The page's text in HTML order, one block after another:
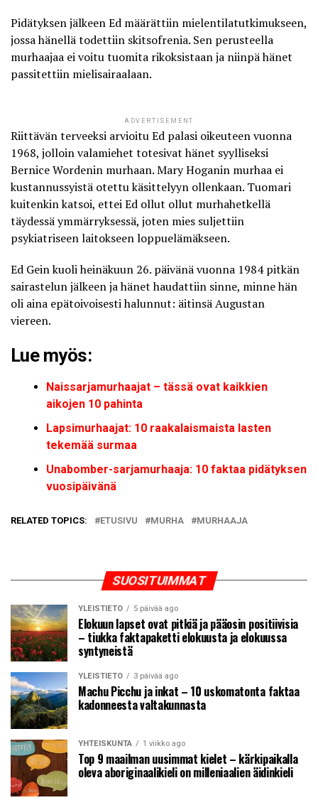
Pidätyksen jälkeen Ed määrättiin mielentilatutkimukseen,
jossa hänellä todettiin skitsofrenia. Sen perusteella
murhaajaa ei voitu tuomita rikoksistaan ja niinpä hänet
passitettiin mielisairaalaan.
ADVERTISEMENT
Riittävän terveeksi arvioitu Ed palasi oikeuteen vuonna
1968, jolloin valamiehet totesivat hänet syylliseksi
Bernice Wordenin murhaan. Mary Hoganin murhaa ei
kustannussyistä otettu käsittelyyn ollenkaan. Tuomari
kuitenkin katsoi, ettei Ed ollut ollut murhahetkellä
täydessä ymmärryksessä, joten mies suljettiin
psykiatriseen laitokseen loppuelämäkseen.
Ed Gein kuoliheinäkuun 26. päivänä vuonna 1984 pitkän
sairastelun jälkeen ja hänet haudattiin sinne, minne hän
oli aina epätoivoisesti halunnut: äitinsä Augustan
viereen.
Lue myös:
Naissarjamurhaajat – tässä ovat kaikkien
aikojen 10 pahinta
Lapsimurhaajat: 10 raakalaismaista lasten
tekemää surmaa
Unabomber-sarjamurhaaja: 10 faktaa pidätyksen
vuosipäivänä
RELATED TOPICS: ETUSIVU MURHA MURHAAJA
SUOSITUIMMAT
YLEISTIETO 5 päivää ago
Elokuun lapset ovat pitkiä ja pääosin positiivisia
– tiukka faktapaketti elokuusta ja elokuussa
syntyneistä
YLEISTIETO 3 päivää ago
Machu Picchu ja inkat – 10 uskomatonta faktaa
kadonneesta valtakunnasta
YHTEISKUNTA 1 viikko ago
Top 9 maailman uusimmat kielet – kärkipaikalla
oleva aboriginaalikieli on milleniaalien äidinkieli